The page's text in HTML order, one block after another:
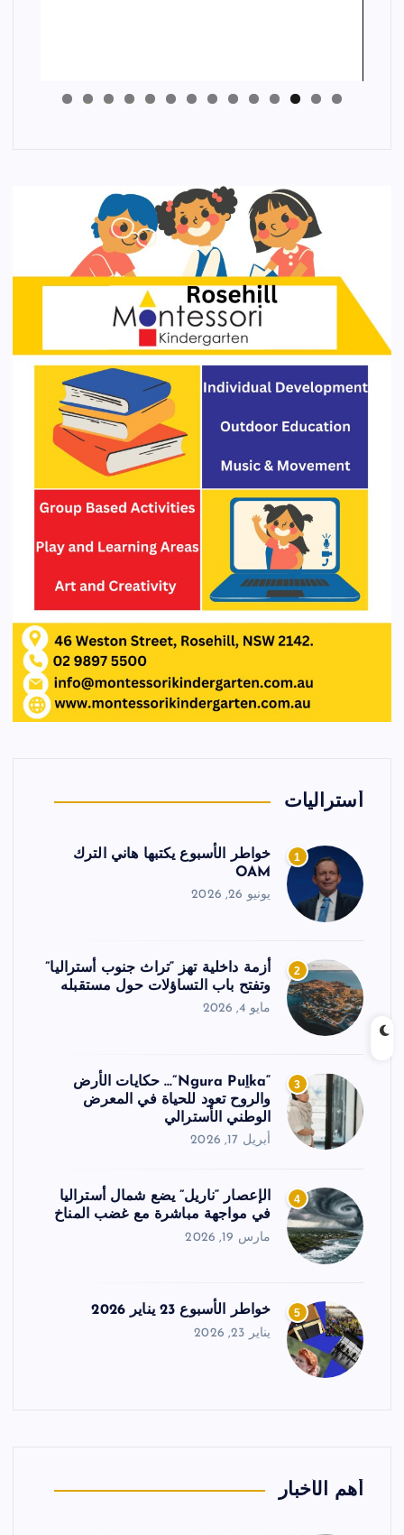
أستراليات
1
خواطر الأسبوع يكتبها هاني الترك
OAM
يونيو 26, 2026
2
أزمة داخلية تهز “تراث جنوب أستراليا”
وتفتح باب التساؤلات حول مستقبله
مايو 4, 2026
3
“Ngura Puḻka”… حكايات الأرض
والروح تعود للحياة في المعرض
الوطني الأسترالي
أبريل 17, 2026
4
الإعصار “ناريل” يضع شمال أستراليا
في مواجهة مباشرة مع غضب المناخ
مارس 19, 2026
5 خواطر الأسبوع 23 يناير 2026
يناير 23, 2026
أهم الأخبار